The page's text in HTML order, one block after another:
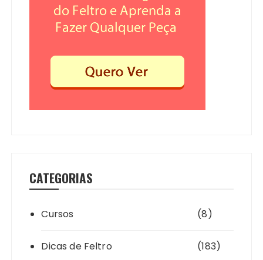
CATEGORIAS
Cursos (8)
Dicas de Feltro (183)